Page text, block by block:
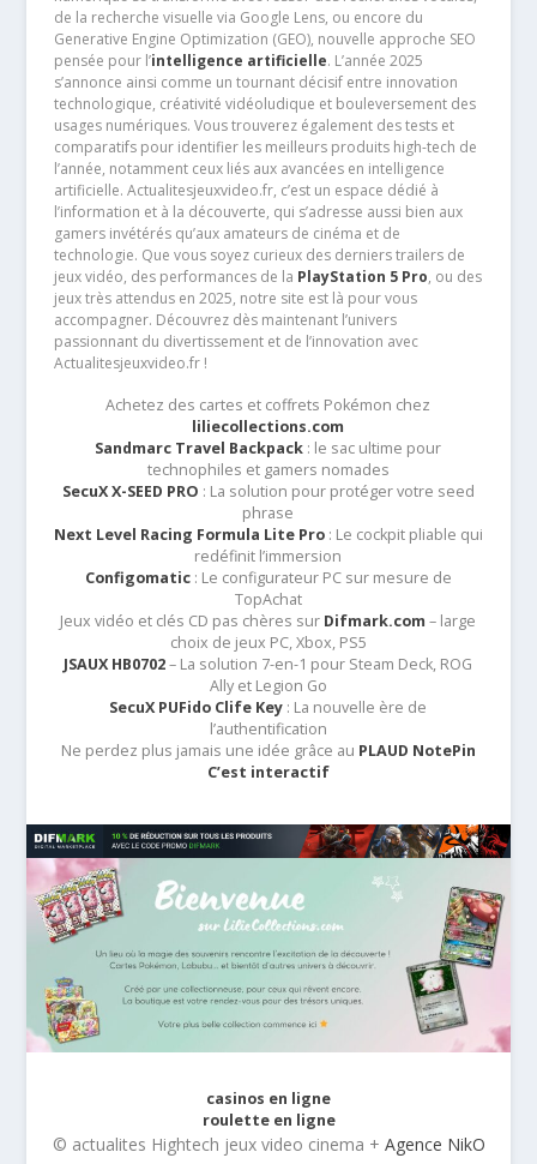
de la recherche visuelle via Google Lens, ou encore du
Generative Engine Optimization (GEO), nouvelle approche SEO
pensée pour l’intelligence artificielle. L’année 2025
s’annonce ainsi comme un tournant décisif entre innovation
technologique, créativité vidéoludique et bouleversement des
usages numériques. Vous trouverez également des tests et
comparatifs pour identifier les meilleurs produits high-tech de
l’année, notamment ceux liés aux avancées en intelligence
artificielle. Actualitesjeuxvideo.fr, c’est un espace dédié à
l’information et à la découverte, qui s’adresse aussi bien aux
gamers invétérés qu’aux amateurs de cinéma et de
technologie. Que vous soyez curieux des derniers trailers de
jeux vidéo, des performances de la PlayStation 5 Pro, ou des
jeux très attendus en 2025, notre site est là pour vous
accompagner. Découvrez dès maintenant l’univers
passionnant du divertissement et de l’innovation avec
Actualitesjeuxvideo.fr !
Achetez des cartes et coffrets Pokémon chez
liliecollections.com
Sandmarc Travel Backpack : le sac ultime pour
technophiles et gamers nomades
SecuX X-SEED PRO : La solution pour protéger votre seed
phrase
Next Level Racing Formula Lite Pro: Le cockpit pliable qui
redéfinit l’immersion
Configomatic: Le configurateur PC sur mesure de
TopAchat
Jeux vidéo et clés CD pas chères sur Difmark.com – large
choix de jeux PC, Xbox, PS5
JSAUX HB0702– La solution 7-en-1 pour Steam Deck, ROG
Ally et Legion Go
SecuX PUFido Clife Key : La nouvelle ère de
l’authentification
Ne perdez plus jamais une idée grâce au PLAUD NotePin
C’est interactif
casinos en ligne
roulette en ligne
© actualites Hightech jeux video cinema + Agence NikO